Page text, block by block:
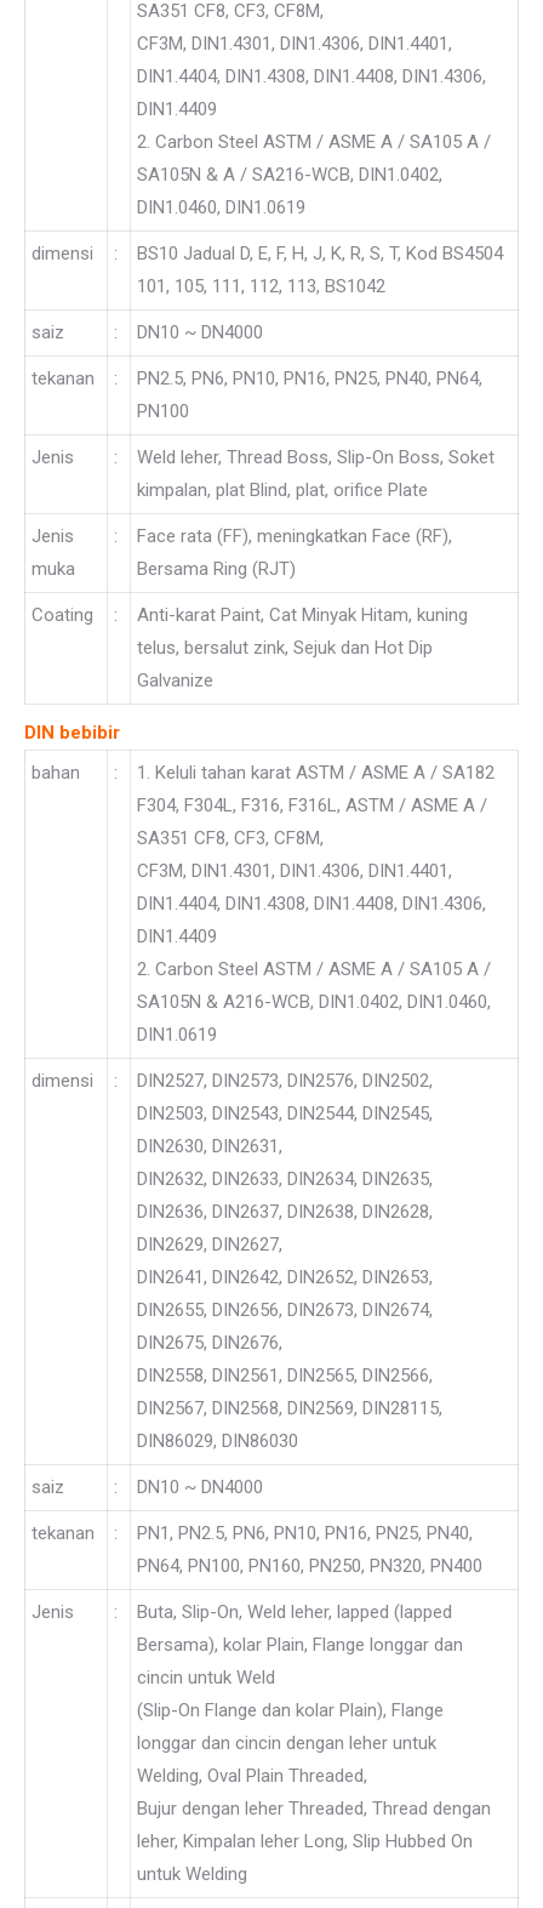
SA351 CF8, CF3, CF8M,
CF3M, DIN1.4301, DIN1.4306, DIN1.4401,
DIN1.4404, DIN1.4308, DIN1.4408, DIN1.4306,
DIN1.4409
2. Carbon Steel ASTM / ASME A / SA105 A /
SA105N & A / SA216-WCB, DIN1.0402,
DIN1.0460, DIN1.0619
dimensi :
BS10 Jadual D, E, F, H, J, K, R, S, T, Kod BS4504
101, 105, 111, 112, 113, BS1042
saiz : DN10 ~ DN4000
tekanan :
PN2.5, PN6, PN10, PN16, PN25, PN40, PN64,
PN100
Jenis :
Weld leher, Thread Boss, Slip-On Boss, Soket
kimpalan, plat Blind, plat, orifice Plate
Jenis
muka
:
Face rata (FF), meningkatkan Face (RF),
Bersama Ring (RJT)
Coating :
Anti-karat Paint, Cat Minyak Hitam, kuning
telus, bersalut zink, Sejuk dan Hot Dip
Galvanize
DIN bebibir
bahan
:
1. Keluli tahan karat ASTM / ASME A / SA182
F304, F304L, F316, F316L, ASTM / ASME A /
SA351 CF8, CF3, CF8M,
CF3M, DIN1.4301, DIN1.4306, DIN1.4401,
DIN1.4404, DIN1.4308, DIN1.4408, DIN1.4306,
DIN1.4409
2. Carbon Steel ASTM / ASME A / SA105 A /
SA105N & A216-WCB, DIN1.0402, DIN1.0460,
DIN1.0619
dimensi :
DIN2527, DIN2573, DIN2576, DIN2502,
DIN2503, DIN2543, DIN2544, DIN2545,
DIN2630, DIN2631,
DIN2632, DIN2633, DIN2634, DIN2635,
DIN2636, DIN2637, DIN2638, DIN2628,
DIN2629, DIN2627,
DIN2641, DIN2642, DIN2652, DIN2653,
DIN2655, DIN2656, DIN2673, DIN2674,
DIN2675, DIN2676,
DIN2558, DIN2561, DIN2565, DIN2566,
DIN2567, DIN2568, DIN2569, DIN28115,
DIN86029, DIN86030
saiz : DN10 ~ DN4000
tekanan :
PN1, PN2.5, PN6, PN10, PN16, PN25, PN40,
PN64, PN100, PN160, PN250, PN320, PN400
Jenis :
Buta, Slip-On, Weld leher, lapped (lapped
Bersama), kolar Plain, Flange longgar dan
cincin untuk Weld
(Slip-On Flange dan kolar Plain), Flange
longgar dan cincin dengan leher untuk
Welding, Oval Plain Threaded,
Bujur dengan leher Threaded, Thread dengan
leher, Kimpalan leher Long, Slip Hubbed On
untuk Welding